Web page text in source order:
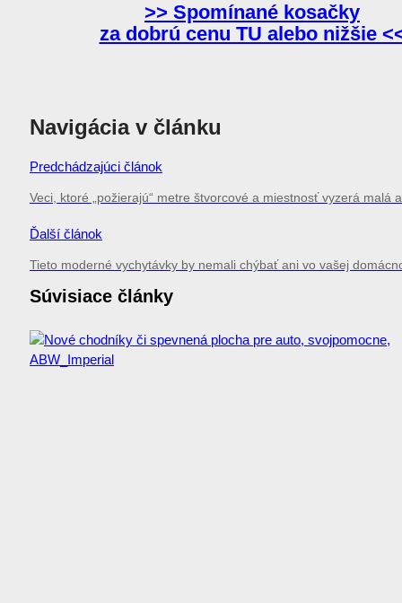
>> Spomínané kosačky
za dobrú cenu TU alebo nižšie
Navigácia v článku
Predchádzajúci článok
Veci, ktoré „požierajú“ metre štvorcové a miestnosť vyzerá malá
Ďalší článok
Tieto moderné vychytávky by nemali chýbať ani vo vašej
Súvisiace články